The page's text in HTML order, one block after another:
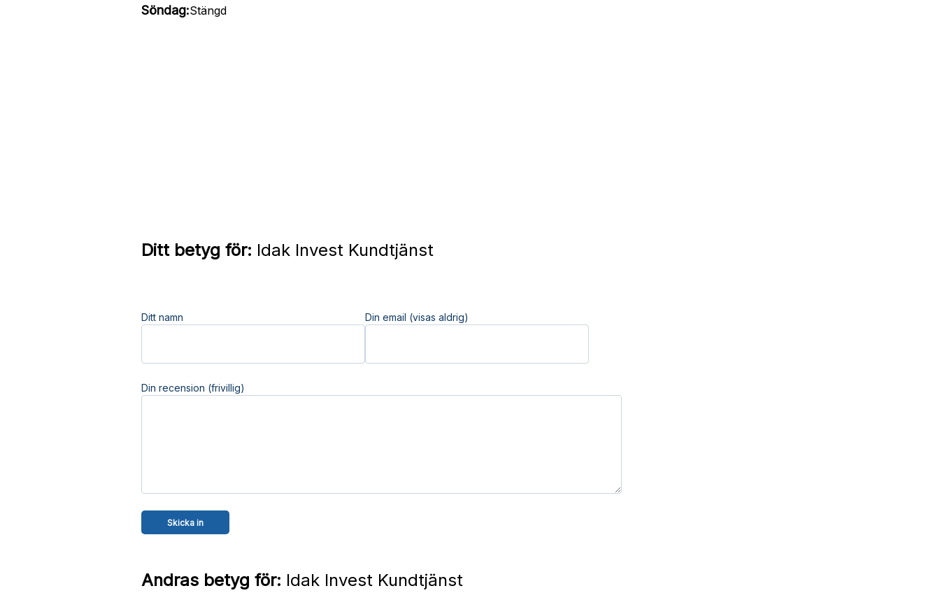
Söndag:Stängd
Ditt betyg för: Idak Invest Kundtjänst
Ditt namn Din email (visas aldrig)
Din recension (frivillig)
Andras betyg för: Idak Invest Kundtjänst